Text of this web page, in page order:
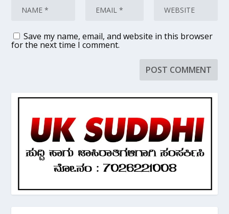
Save my name, email, and website in this browser
for the next time I comment.